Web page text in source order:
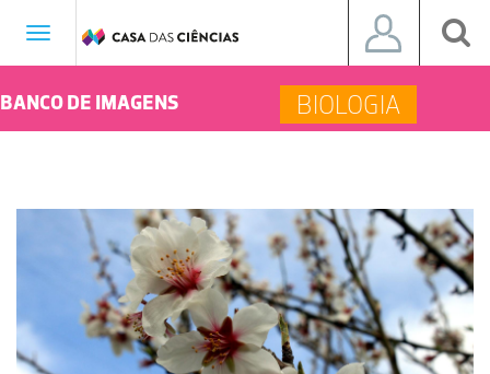
Toggle
BANCO DE IMAGENS BIOLOGIA